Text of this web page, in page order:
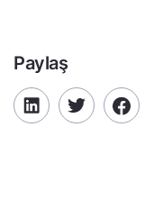
Paylaş